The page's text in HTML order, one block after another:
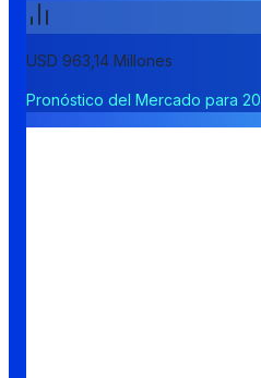
USD 963,14 Millones
Pronóstico del Mercado para